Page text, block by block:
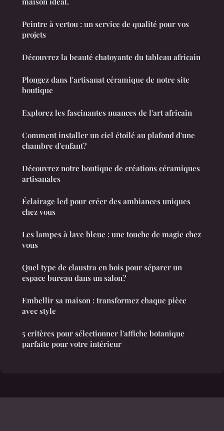
Peintre à vertou : un service de qualité pour vos
projets
Découvrez la beauté chatoyante du tableau africain
Plongez dans l'artisanat céramique de notre site
boutique
Explorez les fascinantes nuances de l'art africain
Comment installer un ciel étoilé au plafond d'une
chambre d'enfant?
Découvrez notre boutique de créations céramiques
artisanales
Éclairage led pour créer des ambiances uniques
chez vous
Les lampes à lave bleue : une touche de magie chez
vous
Quel type de claustra en bois pour séparer un
espace bureau dans un salon?
Embellir sa maison : transformez chaque pièce
avec style
5 critères pour sélectionner l'affiche botanique
parfaite pour votre intérieur